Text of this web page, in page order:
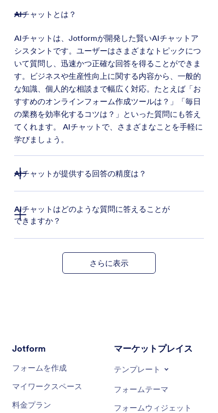
AIチャットとは？
AIチャットは、Jotformが開発した賢いAIチャットア
シスタントです。ユーザーはさまざまなトピックにつ
いて質問し、迅速かつ正確な回答を得ることができま
す。ビジネスや生産性向上に関する内容から、一般的
な知識、個人的な相談まで幅広く対応。たとえば「お
すすめのオンラインフォーム作成ツールは？」「毎日
の業務を効率化するコツは？」といった質問にも答え
てくれます。 AIチャットで、さまざまなことを手軽に
学びましょう。
AIチャットが提供する回答の精度は？
AIチャットはどのような質問に答えることが
できますか？
さらに表示
Jotform
フォームを作成
マイワークスペース
料金プラン
マーケットプレイス
テンプレート
フォームテーマ
フォームウィジェット